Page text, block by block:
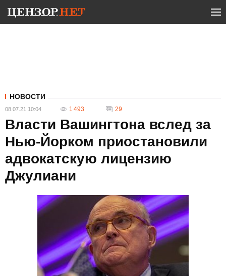
НОВОСТИ
08.07.21 10:04 1 493 29
Власти Вашингтона вслед за
Нью-Йорком приостановили
адвокатскую лицензию
Джулиани